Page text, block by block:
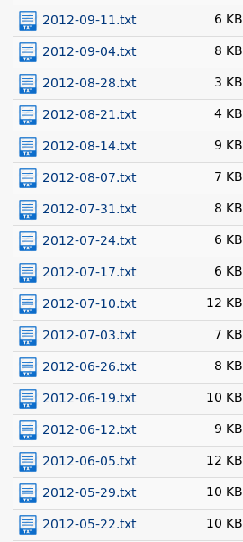
2012-09-11.txt
6 KB
2012-09-04.txt
8 KB
2012-08-28.txt
3 KB
2012-08-21.txt
4 KB
2012-08-14.txt
9 KB
2012-08-07.txt
7 KB
2012-07-31.txt
8 KB
2012-07-24.txt
6 KB
2012-07-17.txt
6 KB
2012-07-10.txt
12 KB
2012-07-03.txt
7 KB
2012-06-26.txt
8 KB
2012-06-19.txt
10 KB
2012-06-12.txt
9 KB
2012-06-05.txt
12 KB
2012-05-29.txt
10 KB
2012-05-22.txt
10 KB